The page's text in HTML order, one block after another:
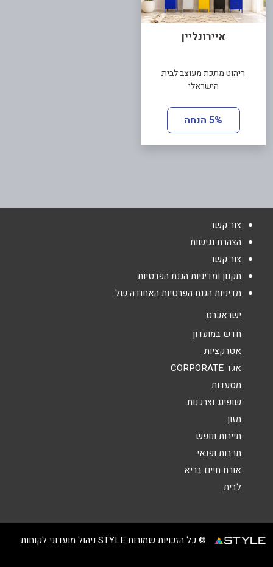
איירונליין
ריהוט מתכת מעוצב לבית
הישראלי
5% הנחה
צור קשר
הצהרת נגישות
צור קשר
תקנון ומדיניות הגנת הפרטיות
מדיניות הגנת הפרטיות האחודה של
ישראכרט
חדש במועדון
אטרקציות
אגד CORPORATE
מסעדות
שופינג וצרכנות
מזון
תיירות ונופש
תרבות ופנאי
אורח חיים בריא
לבית
© כל הזכויות שמורות STYLE ניהול מועדוני לקוחות